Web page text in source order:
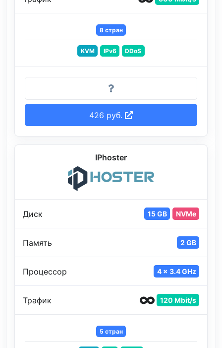
8 стран
KVM IPv6 DDoS
426 руб.
IPhoster
Диск 15 GB NVMe
Память 2 GB
Процессор 4 x 3.4 GHz
Трафик 120 Mbit/s
5 стран